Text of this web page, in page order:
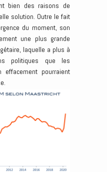
bien des raisons de
solution. Outre le fait
du moment, son
une plus grande
laquelle a plus à
politiques que les
pourraient